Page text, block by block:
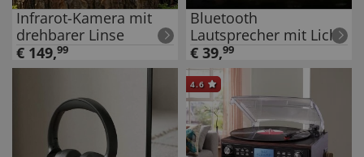
Infrarot-Kamera mit
drehbarer Linse
€ 149,99
Bluetooth
Lautsprecher mit Licht
€ 39,99
4.6